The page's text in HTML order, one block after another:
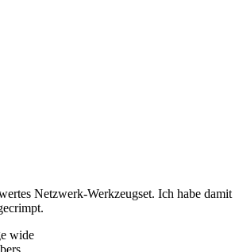
Netzwerk-Werkzeugset. Ich habe damit